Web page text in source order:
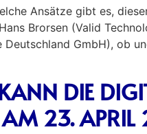
Ansätze gibt es,
Brorsen (Valid
GmbH), ob
DIE
AM 23.